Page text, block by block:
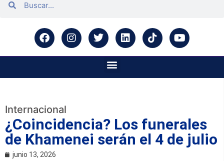
Internacional
¿Coincidencia? Los funerales
de Khamenei serán el 4 de julio
junio 13, 2026